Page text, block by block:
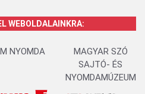
WEBOLDALAINKRA:
NYOMDA
MAGYAR SZÓ
SAJTÓ- ÉS
NYOMDAMÚZEUM